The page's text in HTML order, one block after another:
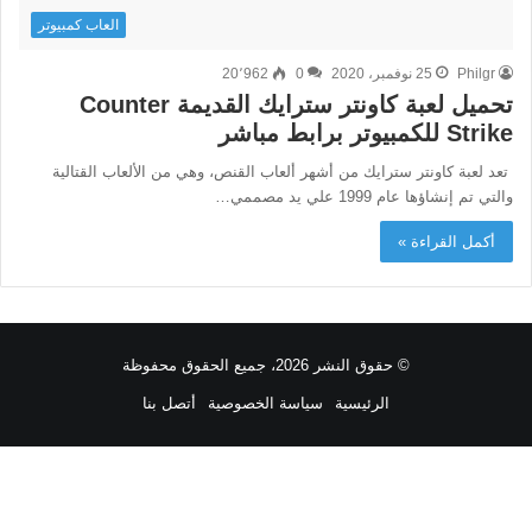
العاب كمبيوتر
Philgr 25 نوفمبر، 2020 0 20٬962
تحميل لعبة كاونتر سترايك القديمة Counter
Strike للكمبيوتر برابط مباشر
تعد لعبة كاونتر سترايك من أشهر ألعاب القنص، وهي من الألعاب القتالية
والتي تم إنشاؤها عام 1999 علي يد مصممي…
أكمل القراءة »
© حقوق النشر 2026، جميع الحقوق محفوظة
الرئيسية سياسة الخصوصية أتصل بنا